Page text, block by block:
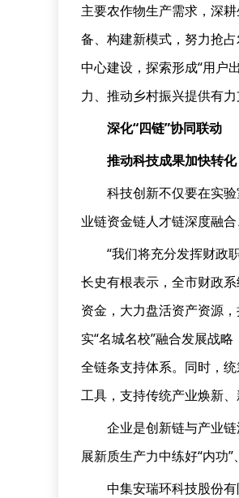
主要农作物生产需求，深
备、构建新模式，努力抢
中心建设，探索形成“用
力、推动乡村振兴提供有力
深化“四链”协同联动
推动科技成果加快转化
科技创新不仅要在实
业链资金链人才链深度融
“我们将充分发挥财政
长史有根表示，全市财政
资金，大力盘活资产资源
实“名城名校”融合发展战
全链条支持体系。同时，
工具，支持传统产业焕新
企业是创新链与产业
展新质生产力中练好“内功”
中集安瑞环科技股份